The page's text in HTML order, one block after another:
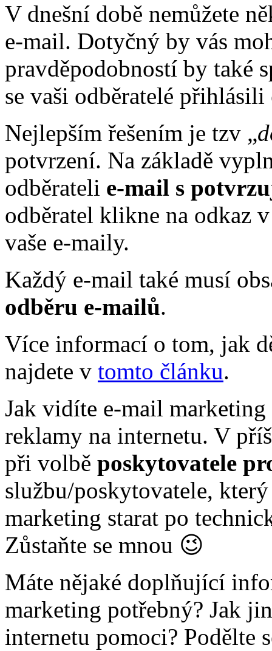
V dnešní době nemůžete
e-mail. Dotyčný by vás
pravděpodobností by také
se vaši odběratelé přihlásili
Nejlepším řešením je tzv „
potvrzení. Na základě
odběrateli e-mail s
odběratel klikne na odkaz
vaše e-maily.
Každý e-mail také musí
odběru e-mailů.
Více informací o tom, jak
najdete v tomto článku.
Jak vidíte e-mail
reklamy na internetu. V
při volbě poskytovatele
službu/poskytovatele,
marketing starat po
Zůstaňte se mnou 😉
Máte nějaké doplňující
marketing potřebný? Jak
internetu pomoci? Podělte